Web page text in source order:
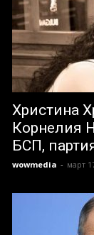
Христина
Корнелия
БСП,
wowmedia - март